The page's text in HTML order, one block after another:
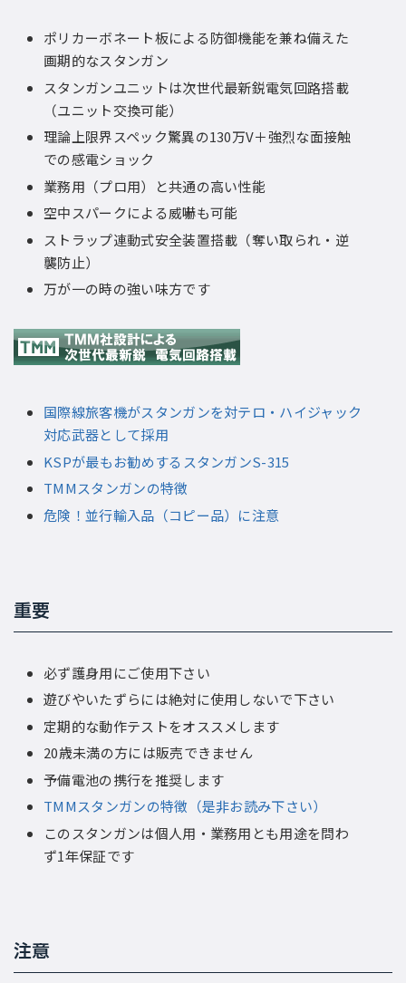
ポリカーボネート板による防御機能を兼ね備えた
画期的なスタンガン
スタンガンユニットは次世代最新鋭電気回路搭載
（ユニット交換可能）
理論上限界スペック驚異の130万V＋強烈な面接触
での感電ショック
業務用（プロ用）と共通の高い性能
空中スパークによる威嚇も可能
ストラップ連動式安全装置搭載（奪い取られ・逆
襲防止）
万が一の時の強い味方です
国際線旅客機がスタンガンを対テロ・ハイジャック
対応武器として採用
KSPが最もお勧めするスタンガンS-315
TMMスタンガンの特徴
危険！並行輸入品（コピー品）に注意
重要
必ず護身用にご使用下さい
遊びやいたずらには絶対に使用しないで下さい
定期的な動作テストをオススメします
20歳未満の方には販売できません
予備電池の携行を推奨します
TMMスタンガンの特徴（是非お読み下さい）
このスタンガンは個人用・業務用とも用途を問わ
ず1年保証です
注意